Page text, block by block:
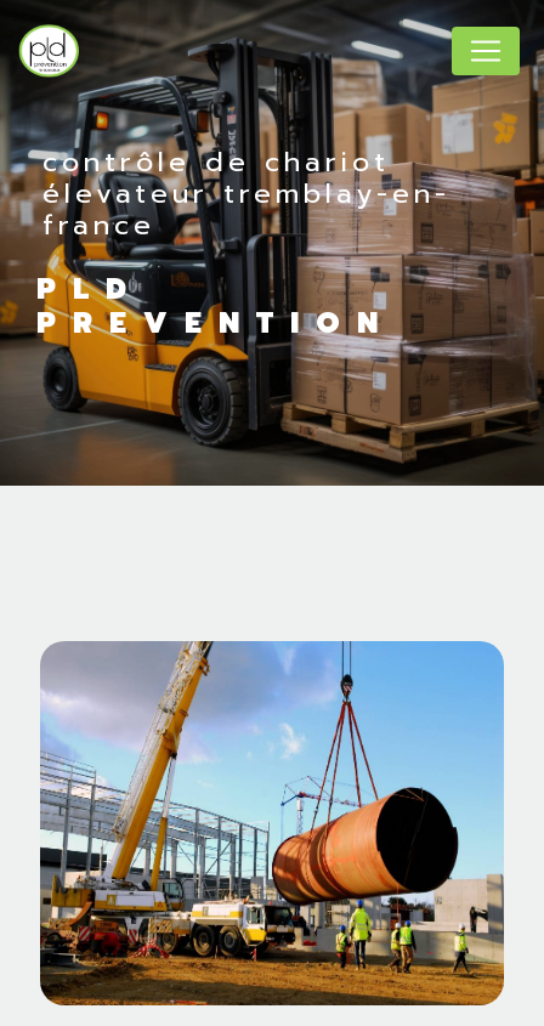
contrôle de chariot
élevateur tremblay-en-
france
PLD
PREVENTION
Panneau de gestion des cookies